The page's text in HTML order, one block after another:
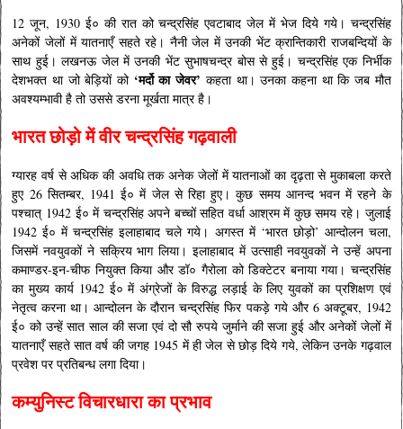
12 जून, 1930 ई० की रात को चन्द्रसिंह एवटाबाद जेल में भेज दिये गये। चन्द्रसिंह
अनेकों जेलों में यातनाएँ सहते रहे। नैनी जेल में उनकी भेंट क्रान्तिकारी राजबन्दियों के
साथ हुई। लखनऊ जेल में उनकी भेंट सुभाषचन्द्र बोस से हुई। चन्द्रसिंह एक निर्भीक
देशभक्त था जो बेड़ियों को ‘मर्दो का जेवर’ कहता था। उनका कहना था कि जब मौत
अवश्यम्भावी है तो उससे डरना मूर्खता मात्र है।
भारत छोड़ो में वीर चन्द्रसिंह गढ़वाली
ग्यारह वर्ष से अधिक की अवधि तक अनेक जेलों में यातनाओं का दृढ़ता से मुकाबला करते
हुए 26 सितम्बर, 1941 ई० में जेल से रिहा हुए। कुछ समय आनन्द भवन में रहने के
पश्चात् 1942 ई० में चन्द्रसिंह अपने बच्चों सहित वर्धा आश्रम में कुछ समय रहे। जुलाई
1942 ई० में चन्द्रसिंह इलाहाबाद चले गये। अगस्त में ‘भारत छोड़ो’ आन्दोलन चला,
जिसमें नवयुवकों ने सक्रिय भाग लिया। इलाहाबाद में उत्साही नवयुवकों ने उन्हें अपना
कमाण्डर-इन-चीफ नियुक्त किया और डॉ० गैरोला को डिक्टेटर बनाया गया। चन्द्रसिंह
का मुख्य कार्य 1942 ई० में अंग्रेजों के विरुद्ध लड़ाई के लिए युवकों का प्रशिक्षण एवं
नेतृत्व करना था। आन्दोलन के दौरान चन्द्रसिंह फिर पकड़े गये और 6 अक्टूबर, 1942
ई० को उन्हें सात साल की सजा एवं दो सौ रुपये जुर्माने की सजा हुई और अनेकों जेलों में
यातनाएँ सहते सात वर्ष की जगह 1945 में ही जेल से छोड़ दिये गये, लेकिन उनके गढ़वाल
प्रवेश पर प्रतिबन्ध लगा दिया।
कम्युनिस्ट विचारधारा का प्रभाव